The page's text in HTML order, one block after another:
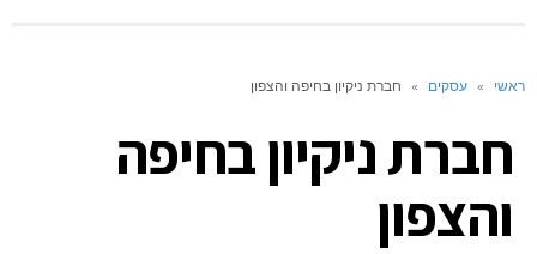
ראשי » עסקים » חברת ניקיון בחיפה והצפון
חברת ניקיון בחיפה
והצפון